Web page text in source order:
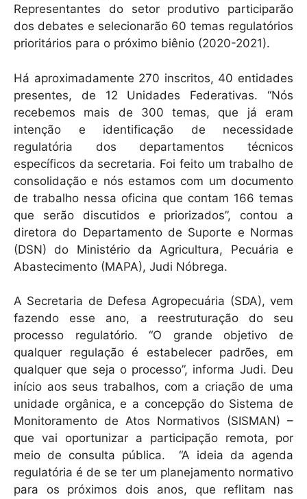
Representantes do setor produtivo participarão
dos debates e selecionarão 60 temas regulatórios
prioritários para o próximo biênio (2020-2021).
Há aproximadamente 270 inscritos, 40 entidades
presentes, de 12 Unidades Federativas. “Nós
recebemos mais de 300 temas, que já eram
intenção e identificação de necessidade
regulatória dos departamentos técnicos
específicos da secretaria. Foi feito um trabalho de
consolidação e nós estamos com um documento
de trabalho nessa oficina que contam 166 temas
que serão discutidos e priorizados”, contou a
diretora do Departamento de Suporte e Normas
(DSN) do Ministério da Agricultura, Pecuária e
Abastecimento (MAPA), Judi Nóbrega.
A Secretaria de Defesa Agropecuária (SDA), vem
fazendo esse ano, a reestruturação do seu
processo regulatório. “O grande objetivo de
qualquer regulação é estabelecer padrões, em
qualquer que seja o processo”, informa Judi. Deu
início aos seus trabalhos, com a criação de uma
unidade orgânica, e a concepção do Sistema de
Monitoramento de Atos Normativos (SISMAN) –
que vai oportunizar a participação remota, por
meio de consulta pública. “A ideia da agenda
regulatória é de se ter um planejamento normativo
para os próximos dois anos, que reflitam nas